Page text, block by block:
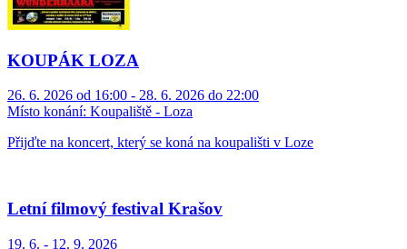
KOUPÁK LOZA
26. 6. 2026 od 16:00 - 28. 6. 2026 do 22:00
Místo konání: Koupaliště - Loza
Přijďte na koncert, který se koná na koupališti v Loze
Letní filmový festival Krašov
19. 6. - 12. 9. 2026